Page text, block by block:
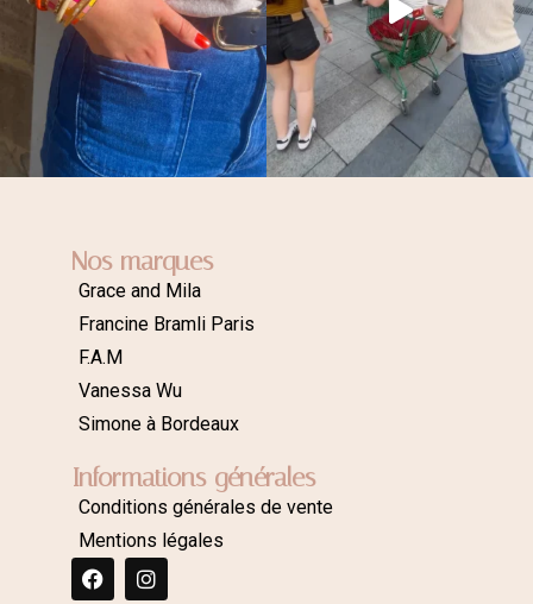
Nos marques
Grace and Mila
Francine Bramli Paris
F.A.M
Vanessa Wu
Simone à Bordeaux
Informations générales
Conditions générales de vente
Mentions légales